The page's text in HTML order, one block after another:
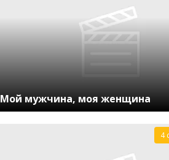
Мой мужчина, моя женщина
4